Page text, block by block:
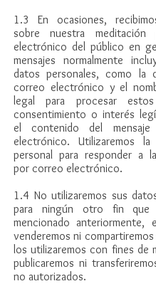
1.3 En ocasiones,
sobre nuestra
electrónico del público en
mensajes normalmente
datos personales, como la
correo electrónico y el
legal para procesar
consentimiento o interés
el contenido del
electrónico. Utilizaremos la
personal para responder a
por correo electrónico.
1.4 No utilizaremos sus
para ningún otro fin
mencionado anteriormente,
venderemos ni
los utilizaremos con fines de
publicaremos ni
no autorizados.